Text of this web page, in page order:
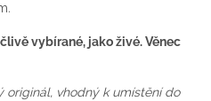
vybírané, jako živé. Věnec
originál, vhodný k umístění do